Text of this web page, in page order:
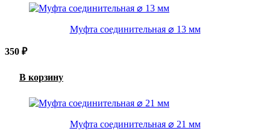
Муфта соединительная ⌀ 13 мм
350 ₽
В корзину
Муфта соединительная ⌀ 21 мм